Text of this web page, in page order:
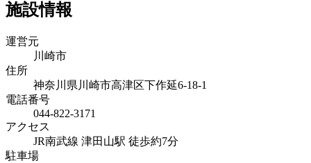
施設情報
運営元
川崎市
住所
神奈川県川崎市高津区下作延6-18-1
電話番号
044-822-3171
アクセス
JR南武線 津田山駅 徒歩約7分
駐車場